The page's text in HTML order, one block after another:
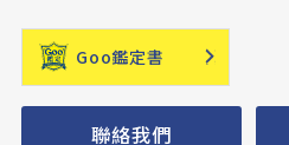
Goo鑑定書
聯絡我們